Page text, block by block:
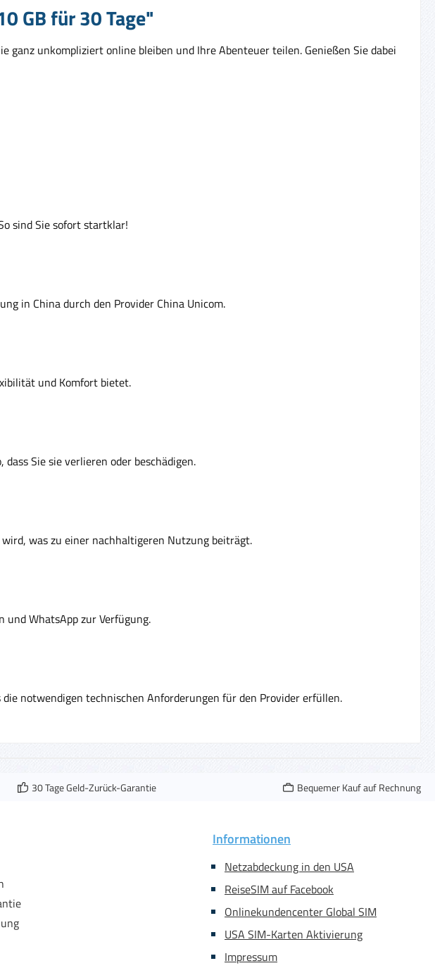
GB für 30 Tage"
ganz unkompliziert online bleiben und Ihre Abenteuer teilen. Genießen Sie dabei
sind Sie sofort startklar!
in China durch den Provider China Unicom.
und Komfort bietet.
Sie sie verlieren oder beschädigen.
was zu einer nachhaltigeren Nutzung beiträgt.
und WhatsApp zur Verfügung.
notwendigen technischen Anforderungen für den Provider erfüllen.
30 Tage Geld-Zurück-Garantie Bequemer Kauf auf Rechnung
Informationen
Netzabdeckung in den USA
ReiseSIM auf Facebook
Onlinekundencenter Global SIM
USA SIM-Karten Aktivierung
Impressum